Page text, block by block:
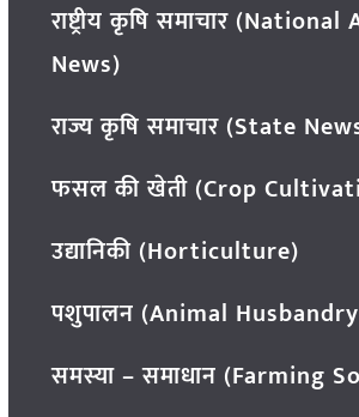
राष्ट्रीय कृषि समाचार
News)
राज्य कृषि समाचार (State
फसल की खेती (Crop
उद्यानिकी (Horticulture)
पशुपालन (Animal
समस्या – समाधान (Farming